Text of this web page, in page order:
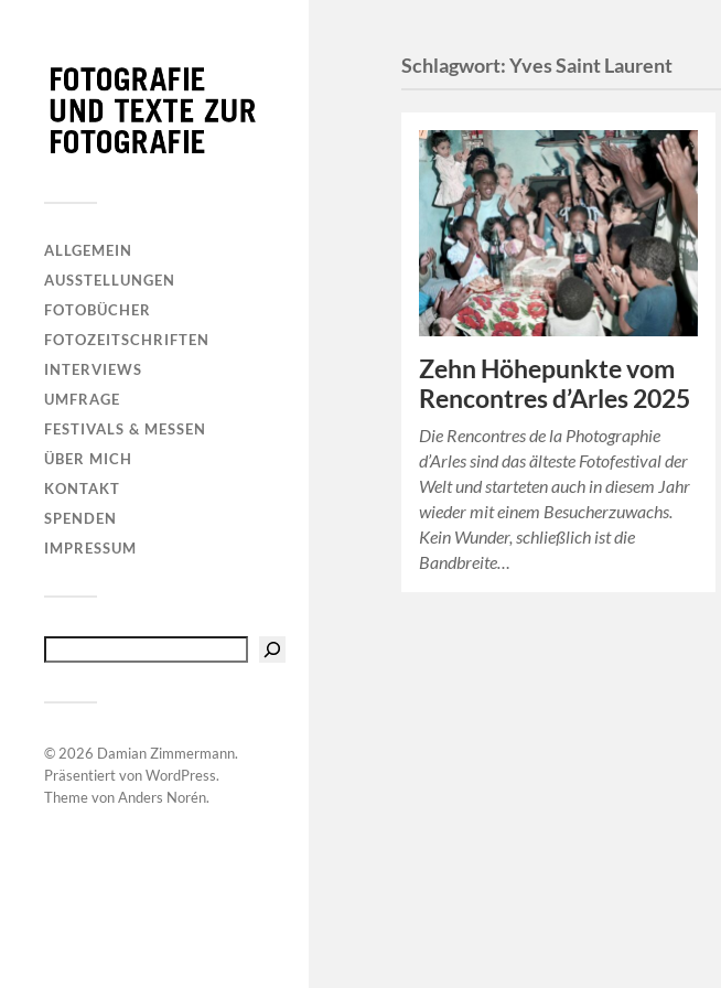
ALLGEMEIN
AUSSTELLUNGEN
FOTOBÜCHER
FOTOZEITSCHRIFTEN
INTERVIEWS
UMFRAGE
FESTIVALS & MESSEN
ÜBER MICH
KONTAKT
SPENDEN
IMPRESSUM
© 2026 Damian Zimmermann.
Präsentiert vonWordPress.
Theme vonAnders Norén.
Schlagwort:Yves Saint Laurent
Zehn Höhepunkte vom
Rencontres d’Arles 2025
Die Rencontres de la Photographie
d’Arles sind das älteste Fotofestival der
Welt und starteten auch in diesem Jahr
wieder mit einem Besucherzuwachs.
Kein Wunder, schließlich ist die
Bandbreite…